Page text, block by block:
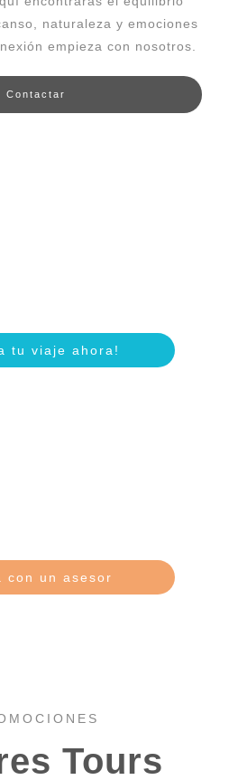
naturaleza y emociones
empieza con nosotros.
Contactar
tu viaje ahora!
con un asesor
Tours